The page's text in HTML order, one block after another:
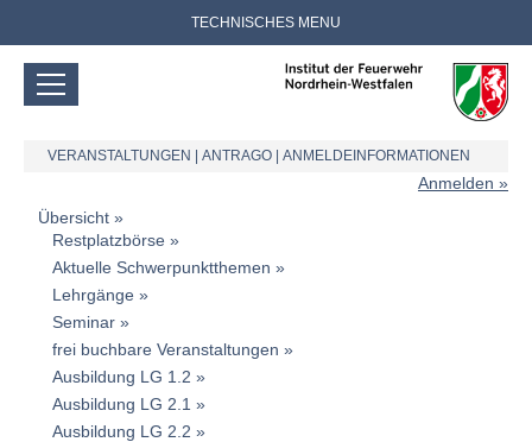
TECHNISCHES MENU
VERANSTALTUNGEN ANTRAGO ANMELDEINFORMATIONEN
Anmelden
Übersicht
Restplatzbörse
Aktuelle Schwerpunktthemen
Lehrgänge
Seminar
frei buchbare Veranstaltungen
Ausbildung LG 1.2
Ausbildung LG 2.1
Ausbildung LG 2.2